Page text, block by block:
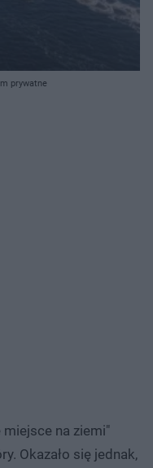
prywatne
miejsce na ziemi"
Okazało się jednak,